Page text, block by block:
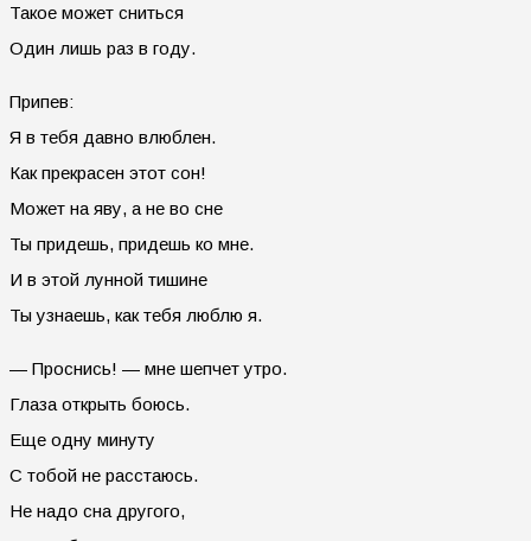
Такое может сниться
Один лишь раз в году.
Припев:
Я в тебя давно влюблен.
Как прекрасен этот сон!
Может на яву, а не во сне
Ты придешь, придешь ко мне.
И в этой лунной тишине
Ты узнаешь, как тебя люблю я.
— Проснись! — мне шепчет утро.
Глаза открыть боюсь.
Еще одну минуту
С тобой не расстаюсь.
Не надо сна другого,